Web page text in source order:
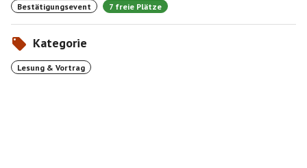
Bestätigungsevent 7 freie Plätze
Kategorie
Lesung & Vortrag